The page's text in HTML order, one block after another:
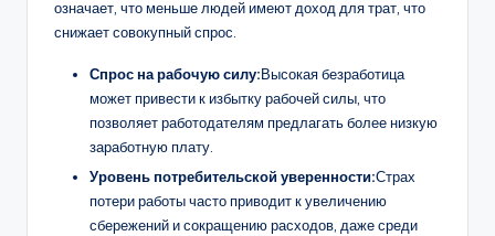
означает, что меньше людей имеют доход для трат, что
снижает совокупный спрос.
Спрос на рабочую силу:Высокая безработица
может привести к избытку рабочей силы, что
позволяет работодателям предлагать более низкую
заработную плату.
Уровень потребительской уверенности:Страх
потери работы часто приводит к увеличению
сбережений и сокращению расходов, даже среди